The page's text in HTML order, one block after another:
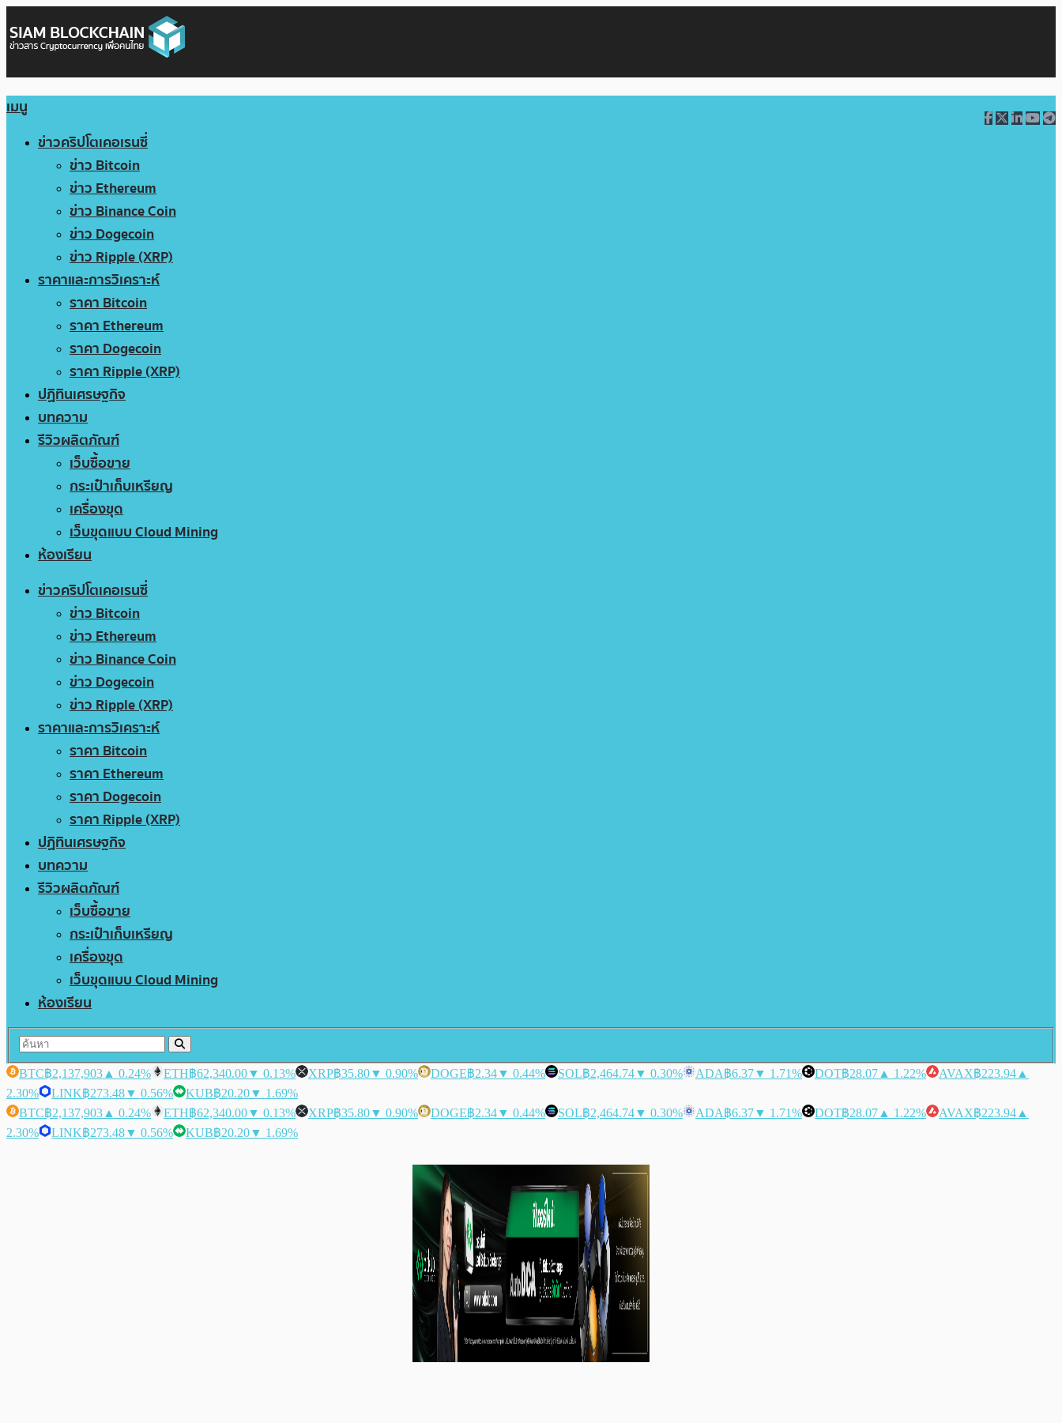
เมนู
ข่าวคริปโตเคอเรนซี่
ข่าว Bitcoin
ข่าว Ethereum
ข่าว Binance Coin
ข่าว Dogecoin
ข่าว Ripple (XRP)
ราคาและการวิเคราะห์
ราคา Bitcoin
ราคา Ethereum
ราคา Dogecoin
ราคา Ripple (XRP)
ปฏิทินเศรษฐกิจ
บทความ
รีวิวผลิตภัณฑ์
เว็บซื้อขาย
กระเป๋าเก็บเหรียญ
เครื่องขุด
เว็บขุดแบบ Cloud Mining
ห้องเรียน
ข่าวคริปโตเคอเรนซี่
ข่าว Bitcoin
ข่าว Ethereum
ข่าว Binance Coin
ข่าว Dogecoin
ข่าว Ripple (XRP)
ราคาและการวิเคราะห์
ราคา Bitcoin
ราคา Ethereum
ราคา Dogecoin
ราคา Ripple (XRP)
ปฏิทินเศรษฐกิจ
บทความ
รีวิวผลิตภัณฑ์
เว็บซื้อขาย
กระเป๋าเก็บเหรียญ
เครื่องขุด
เว็บขุดแบบ Cloud Mining
ห้องเรียน
BTC฿2,137,903 ▲ 0.24% ETH฿62,340.00▼ 0.13% XRP฿35.80▼ 0.90% DOGE฿2.34▼ 0.44% SOL฿2,464.74▼ 0.30% ADA฿6.37▼ 1.71% DOT฿28.07 ▲ 1.22% AVAX฿223.94 ▲
2.30%
LINK฿273.48▼ 0.56% KUB฿20.20▼ 1.69%
BTC฿2,137,903 ▲ 0.24% ETH฿62,340.00▼ 0.13% XRP฿35.80▼ 0.90% DOGE฿2.34▼ 0.44% SOL฿2,464.74▼ 0.30% ADA฿6.37▼ 1.71% DOT฿28.07 ▲ 1.22% AVAX฿223.94 ▲
2.30%
LINK฿273.48▼ 0.56% KUB฿20.20▼ 1.69%